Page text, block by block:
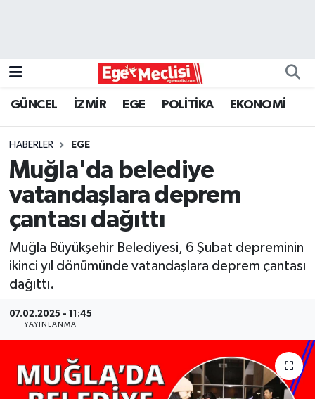
GÜNCEL İZMİR EGE POLİTİKA EKONOMİ
HABERLER EGE
Muğla'da belediye
vatandaşlara deprem
çantası dağıttı
Muğla Büyükşehir Belediyesi, 6 Şubat depreminin
ikinci yıl dönümünde vatandaşlara deprem çantası
dağıttı.
07.02.2025 - 11:45
YAYINLANMA
GÜNCEL
İZMİR
ÖZEL HABER
Programlar
YAŞAM